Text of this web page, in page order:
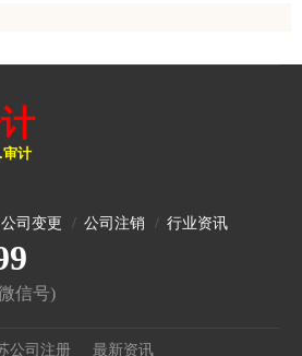
公司变更 公司注销 行业资讯
信号)
公司注册 最新资讯